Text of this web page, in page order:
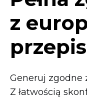
z
Generuj zgodne
Z łatwością